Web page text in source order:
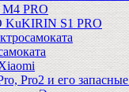
PRO
KuKIRIN S1 PRO
Pro2 и его